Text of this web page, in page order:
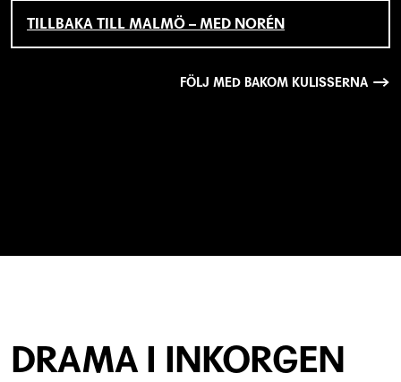
TILLBAKA TILL MALMÖ – MED NORÉN
FÖLJ MED BAKOM KULISSERNA
DRAMA I INKORGEN